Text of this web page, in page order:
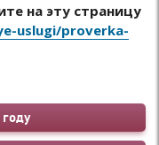
на эту страницу
uslugi/proverka-